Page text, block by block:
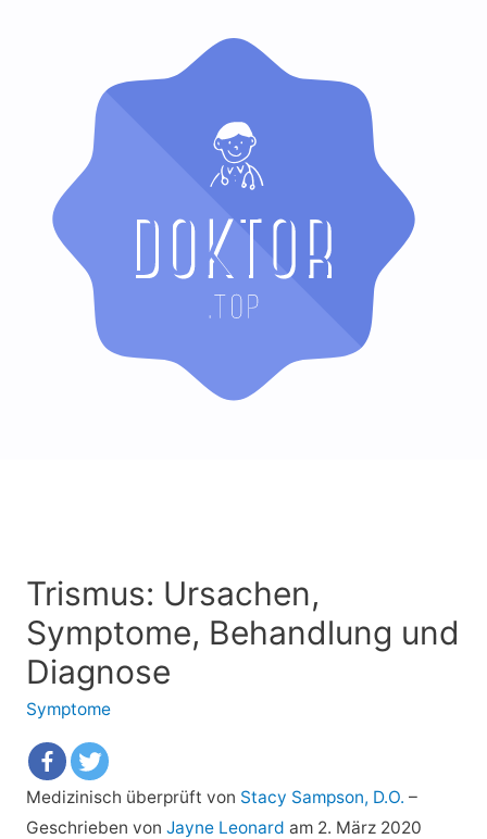
Trismus: Ursachen,
Symptome, Behandlung und
Diagnose
Symptome
Medizinisch überprüft von Stacy Sampson, D.O. –
Geschrieben von Jayne Leonard am 2. März 2020